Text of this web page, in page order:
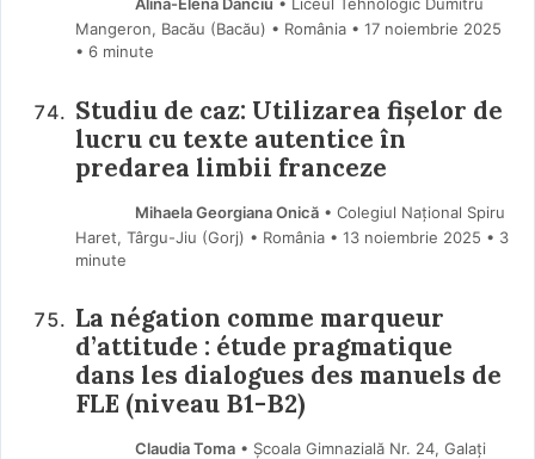
Alina-Elena Danciu • Liceul Tehnologic Dumitru
Mangeron, Bacău (Bacău) • România
17 noiembrie 2025
• 6 minute
Studiu de caz: Utilizarea fișelor de
lucru cu texte autentice în
predarea limbii franceze
Mihaela Georgiana Onică• Colegiul Național Spiru
Haret, Târgu-Jiu (Gorj) • România
13 noiembrie 2025 • 3
minute
La négation comme marqueur
d’attitude : étude pragmatique
dans les dialogues des manuels de
FLE (niveau B1-B2)
Claudia Toma• Școala Gimnazială Nr. 24, Galați